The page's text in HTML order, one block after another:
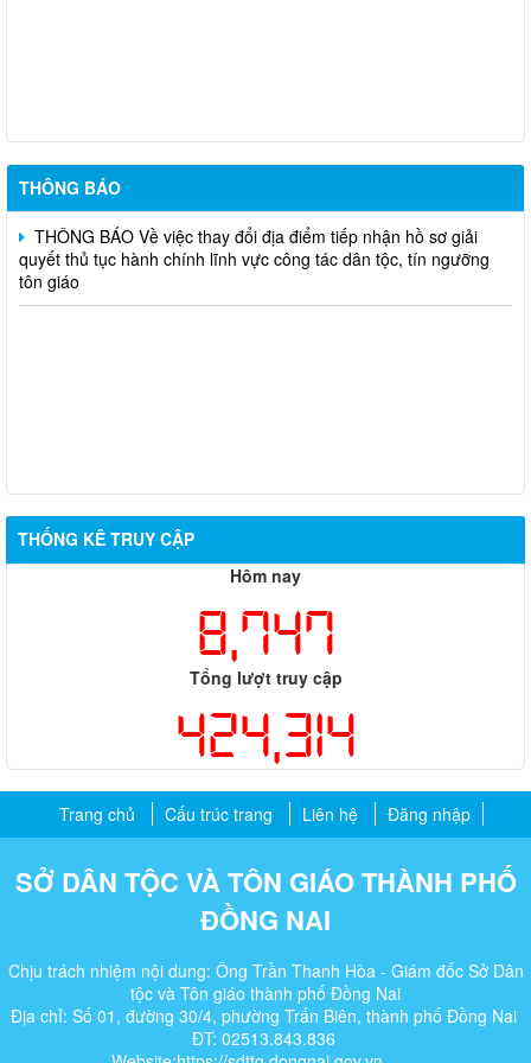
THÔNG BÁO
Thông báo về việc lựa chọn tổ chức hành nghề đấu giá tài sản
THÔNG BÁO Về việc thay đổi địa điểm tiếp nhận hồ sơ giải
quyết thủ tục hành chính lĩnh vực công tác dân tộc, tín ngưỡng
tôn giáo
THỐNG KÊ TRUY CẬP
Hôm nay
8,747
Tổng lượt truy cập
424,314
Trang chủ Cấu trúc trang Liên hệ Đăng nhập
SỞ DÂN TỘC VÀ TÔN GIÁO THÀNH PHỐ
ĐỒNG NAI
Chịu trách nhiệm nội dung: Ông Trần Thanh Hòa - Giám đốc Sở Dân
tộc và Tôn giáo thành phố Đồng Nai
Địa chỉ: Số 01, đường 30/4, phường Trấn Biên, thành phố Đồng Nai
ĐT: 02513.843.836